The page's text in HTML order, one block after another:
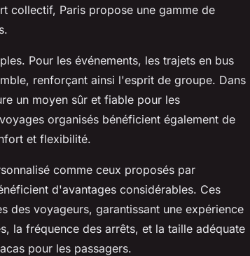
collectif, Paris propose une gamme de
Pour les événements, les trajets en bus
renforçant ainsi l'esprit de groupe. Dans
un moyen sûr et fiable pour les
organisés bénéficient également de
et flexibilité.
comme ceux proposés par
d'avantages considérables. Ces
des voyageurs, garantissant une expérience
la fréquence des arrêts, et la taille adéquate
pour les passagers.